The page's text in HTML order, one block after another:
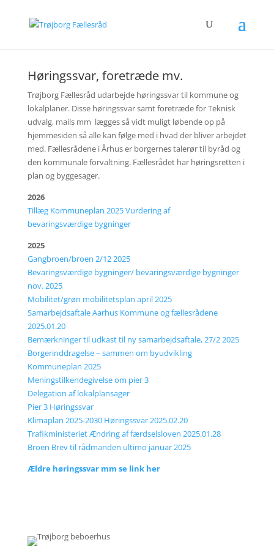
Høringssvar, foretræde mv.
Trøjborg Fællesråd udarbejde høringssvar til kommune og
lokalplaner. Disse høringssvar samt foretræde for Teknisk
udvalg, mails mm lægges så vidt muligt løbende op på
hjemmesiden så alle kan følge med i hvad der bliver arbejdet
med. Fællesrådene i Århus er borgernes talerør til byråd og
den kommunale forvaltning. Fællesrådet har høringsretten i
plan og byggesager.
2026
Tillæg Kommuneplan 2025 Vurdering af
bevaringsværdige bygninger
2025
Gangbroen/broen 2/12 2025
Bevaringsværdige bygninger/ bevaringsværdige bygninger
nov. 2025
Mobilitet/grøn mobilitetsplan april 2025
Samarbejdsaftale Aarhus Kommune og fællesrådene
2025.01.20
Bemærkninger til udkast til ny samarbejdsaftale, 27/2 2025
Borgerinddragelse – sammen om byudvikling
Kommuneplan 2025
Meningstilkendegivelse om pier 3
Delegation af lokalplansager
Pier 3 Høringssvar
Klimaplan 2025-2030 Høringssvar 2025.02.20
Trafikministeriet Ændring af færdselsloven 2025.01.28
Broen Brev til rådmanden ultimo januar 2025
Ældre høringssvar mm se link her